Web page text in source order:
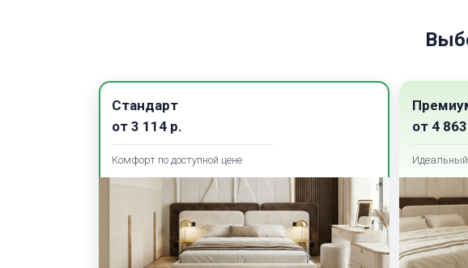
Стандарт
от 3 114 р.
Комфорт по доступной цене
от 4 863